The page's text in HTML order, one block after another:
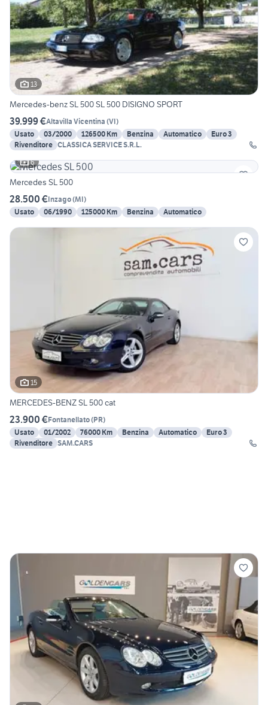
13
Mercedes-benz SL 500 SL 500 DISIGNO SPORT
39.999 €Altavilla Vicentina (VI)
Usato
03/2000 126500 Km Benzina Automatico
Euro 3
Rivenditore CLASSICA SERVICE S.R.L.
6
Mercedes SL 500
28.500 €Inzago(MI)
Usato
06/1990 125000 Km Benzina Automatico
15
MERCEDES-BENZ SL 500 cat
23.900 €Fontanellato(PR)
Usato
01/2002 76000 Km Benzina Automatico
Euro 3
Rivenditore SAM.CARS